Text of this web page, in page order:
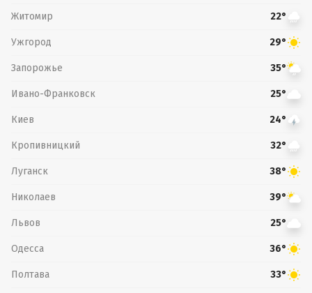
Житомир 22°
Ужгород 29°
Запорожье 35°
Ивано-Франковск 25°
Киев 24°
Кропивницкий 32°
Луганск 38°
Николаев 39°
Львов 25°
Одесса 36°
Полтава 33°